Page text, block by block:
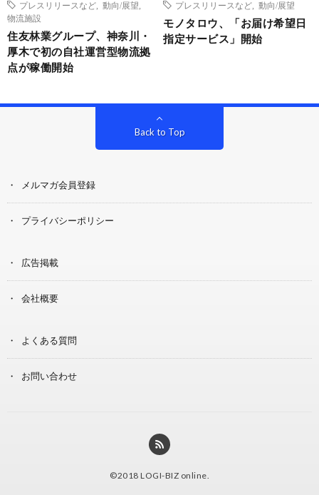
プレスリリースなど
動向/展望
物流施設
住友林業グループ、神奈川・
厚木で初の自社運営型物流拠
点が稼働開始
プレスリリースなど
動向/展望
モノタロウ、「お届け希望日
指定サービス」開始
Back to Top
メルマガ会員登録
プライバシーポリシー
広告掲載
会社概要
よくある質問
お問い合わせ
©2018 LOGI-BIZ online.